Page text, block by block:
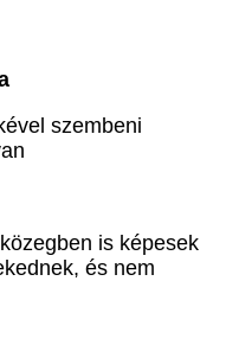
szembeni
is képesek
és nem